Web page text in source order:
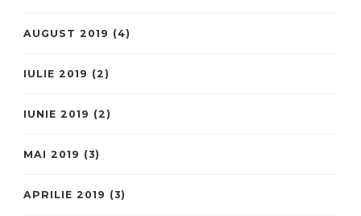
AUGUST 2019 (4)
IULIE 2019 (2)
IUNIE 2019 (2)
MAI 2019 (3)
APRILIE 2019 (3)